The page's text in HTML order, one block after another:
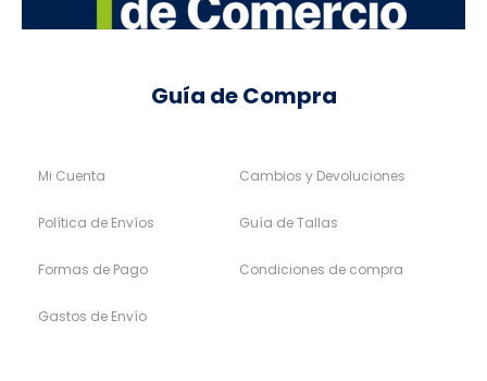
Guía de Compra
Mi Cuenta
Política de Envíos
Formas de Pago
Gastos de Envío
Cambios y Devoluciones
Guía de Tallas
Condiciones de compra